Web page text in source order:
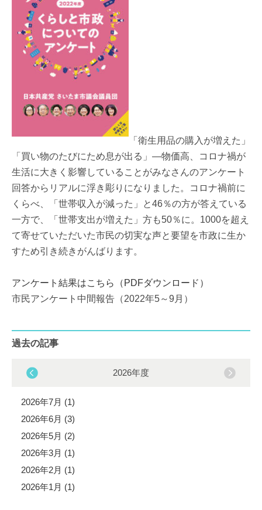
「衛生用品の購入が増えた」
「買い物のたびにため息が出る」―物価高、コロナ禍が
生活に大きく影響していることがみなさんのアンケート
回答からリアルに浮き彫りになりました。コロナ禍前に
くらべ、「世帯収入が減った」と46％の方が答えている
一方で、「世帯支出が増えた」方も50％に。1000を超え
て寄せていただいた市民の切実な声と要望を市政に生か
すため引き続きがんばります。
アンケート結果はこちら（PDFダウンロード）
市民アンケート中間報告（2022年5～9月）
過去の記事
2026年度
2026年7月 (1)
2026年6月 (3)
2026年5月 (2)
2026年3月 (1)
2026年2月 (1)
2026年1月 (1)